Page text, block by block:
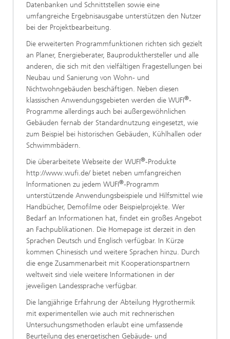
Datenbanken und Schnittstellen sowie eine
umfangreiche Ergebnisausgabe unterstützen den Nutzer
bei der Projektbearbeitung.
Die erweiterten Programmfunktionen richten sich gezielt
an Planer, Energieberater, Bauprodukthersteller und alle
anderen, die sich mit den vielfältigen Fragestellungen bei
Neubau und Sanierung von Wohn- und
Nichtwohngebäuden beschäftigen. Neben diesen
klassischen Anwendungsgebieten werden die WUFI®-
Programme allerdings auch bei außergewöhnlichen
Gebäuden fernab der Standardnutzung eingesetzt, wie
zum Beispiel bei historischen Gebäuden, Kühlhallen oder
Schwimmbädern.
Die überarbeitete Webseite der WUFI®-Produkte
http://www.wufi.de/ bietet neben umfangreichen
Informationen zu jedem WUFI®-Programm
unterstützende Anwendungsbeispiele und Hilfsmittel wie
Handbücher, Demofilme oder Beispielprojekte. Wer
Bedarf an Informationen hat, findet ein großes Angebot
an Fachpublikationen. Die Homepage ist derzeit in den
Sprachen Deutsch und Englisch verfügbar. In Kürze
kommen Chinesisch und weitere Sprachen hinzu. Durch
die enge Zusammenarbeit mit Kooperationspartnern
weltweit sind viele weitere Informationen in der
jeweiligen Landessprache verfügbar.
Die langjährige Erfahrung der Abteilung Hygrothermik
mit experimentellen wie auch mit rechnerischen
Untersuchungsmethoden erlaubt eine umfassende
Beurteilung des energetischen Gebäude- und